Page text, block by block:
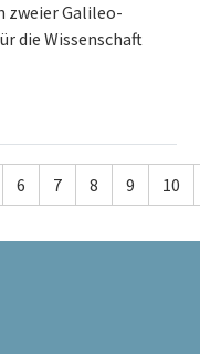
zweier Galileo-
die Wissenschaft
6 7 8 9 10